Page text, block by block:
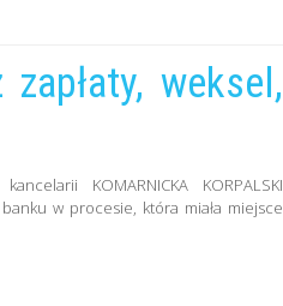
weksel,
KOMARNICKA KORPALSKI
w procesie, która miała miejsce